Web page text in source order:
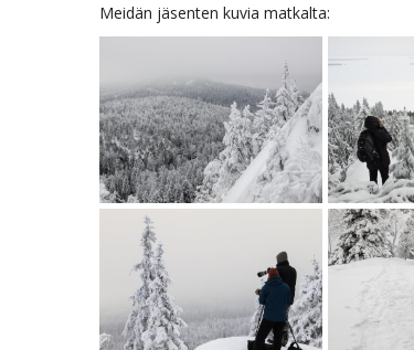
Meidän jäsenten kuvia matkalta: